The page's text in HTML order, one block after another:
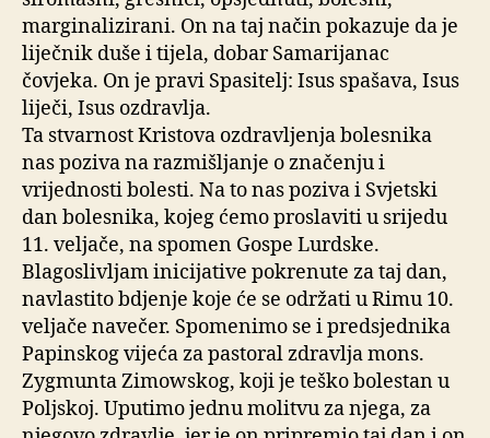
marginalizirani. On na taj način pokazuje da je
liječnik duše i tijela, dobar Samarijanac
čovjeka. On je pravi Spasitelj: Isus spašava, Isus
liječi, Isus ozdravlja.
Ta stvarnost Kristova ozdravljenja bolesnika
nas poziva na razmišljanje o značenju i
vrijednosti bolesti. Na to nas poziva i Svjetski
dan bolesnika, kojeg ćemo proslaviti u srijedu
11. veljače, na spomen Gospe Lurdske.
Blagoslivljam inicijative pokrenute za taj dan,
navlastito bdjenje koje će se održati u Rimu 10.
veljače navečer. Spomenimo se i predsjednika
Papinskog vijeća za pastoral zdravlja mons.
Zygmunta Zimowskog, koji je teško bolestan u
Poljskoj. Uputimo jednu molitvu za njega, za